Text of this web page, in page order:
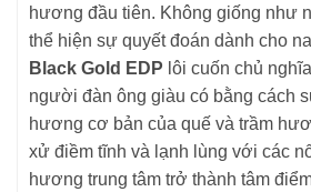
hương đầu tiên. Không giống như
thể hiện sự quyết đoán dành cho
Black Gold EDP lôi cuốn chủ
người đàn ông giàu có bằng cách
hương cơ bản của quế và trầm
xử điềm tĩnh và lạnh lùng với các
hương trung tâm trở thành tâm